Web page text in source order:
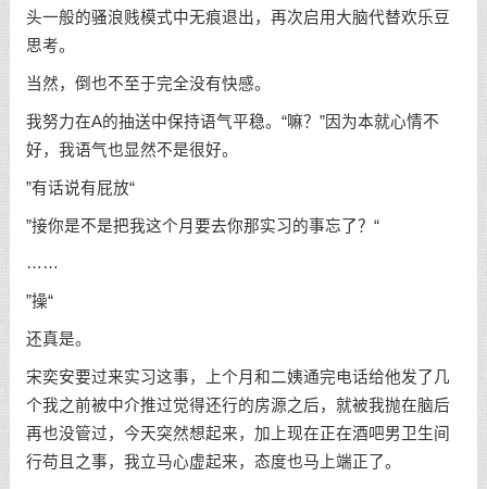
头一般的骚浪贱模式中无痕退出，再次启用大脑代替欢乐豆
思考。
当然，倒也不至于完全没有快感。
我努力在A的抽送中保持语气平稳。“嘛？”因为本就心情不
好，我语气也显然不是很好。
”有话说有屁放“
”接你是不是把我这个月要去你那实习的事忘了？“
……
”操“
还真是。
宋奕安要过来实习这事，上个月和二姨通完电话给他发了几
个我之前被中介推过觉得还行的房源之后，就被我抛在脑后
再也没管过，今天突然想起来，加上现在正在酒吧男卫生间
行苟且之事，我立马心虚起来，态度也马上端正了。